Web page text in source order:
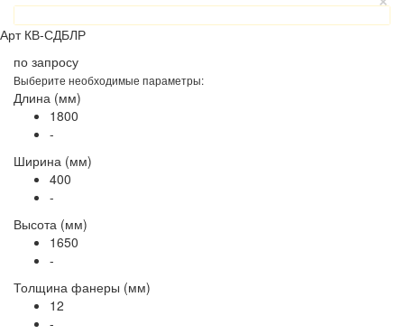
Арт КВ-СДБЛР
по запросу
Выберите необходимые параметры:
Длина (мм)
1800
-
Ширина (мм)
400
-
Высота (мм)
1650
-
Толщина фанеры (мм)
12
-